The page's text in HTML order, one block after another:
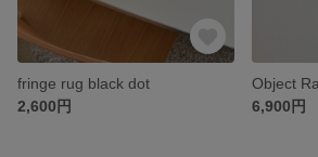
fringe rug black dot
2,600円
Object
6,900円